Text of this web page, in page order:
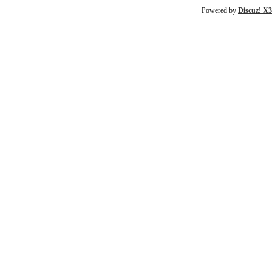
Powered by Discuz!